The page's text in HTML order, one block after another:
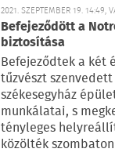
2021. SZEPTEMBER 19. 14:49,
Befejeződött a
biztosítása
Befejeződtek a két
tűzvészt
székesegyház
munkálatai, s
tényleges
közölték